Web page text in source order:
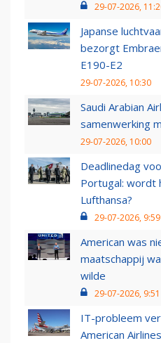
29-07-2026,
Japanse
bezorgt
E190-E2
29-07-2026, 10:30
Saudi Arabian
samenwerking
29-07-2026, 10:00
Deadlinedag
Portugal: wordt
Lufthansa?
29-07-2026, 9:59
American was
maatschappij
wilde
29-07-2026, 9:51
IT-probleem
American